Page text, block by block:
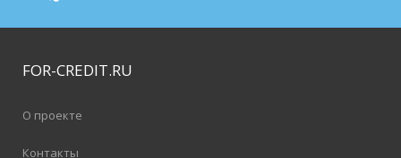
FOR-CREDIT.RU
О проекте
Контакты